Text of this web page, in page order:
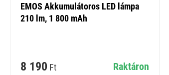
EMOS Akkumulátoros LED lámpa
210 lm, 1 800 mAh
8 190 Ft Raktáron